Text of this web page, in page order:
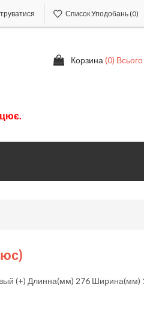
Список Уподобань(0)
Корзина (0)
(+) Длинна(мм) 276 Ширина(мм)